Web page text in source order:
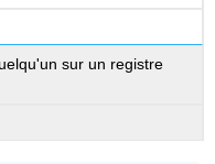
sur un registre